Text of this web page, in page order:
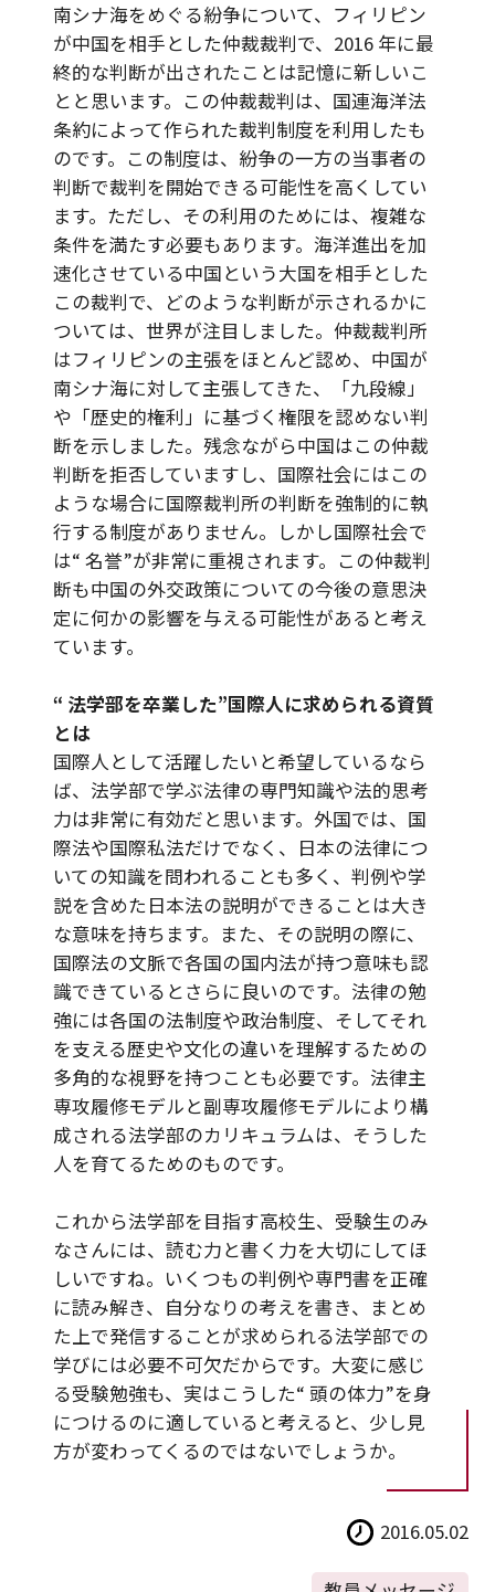
南シナ海をめぐる紛争について、フィリピン
が中国を相手とした仲裁裁判で、2016 年に最
終的な判断が出されたことは記憶に新しいこ
とと思います。この仲裁裁判は、国連海洋法
条約によって作られた裁判制度を利用したも
のです。この制度は、紛争の一方の当事者の
判断で裁判を開始できる可能性を高くしてい
ます。ただし、その利用のためには、複雑な
条件を満たす必要もあります。海洋進出を加
速化させている中国という大国を相手とした
この裁判で、どのような判断が示されるかに
ついては、世界が注目しました。仲裁裁判所
はフィリピンの主張をほとんど認め、中国が
南シナ海に対して主張してきた、「九段線」
や「歴史的権利」に基づく権限を認めない判
断を示しました。残念ながら中国はこの仲裁
判断を拒否していますし、国際社会にはこの
ような場合に国際裁判所の判断を強制的に執
行する制度がありません。しかし国際社会で
は“ 名誉”が非常に重視されます。この仲裁判
断も中国の外交政策についての今後の意思決
定に何かの影響を与える可能性があると考え
ています。
“ 法学部を卒業した”国際人に求められる資質
とは
国際人として活躍したいと希望しているなら
ば、法学部で学ぶ法律の専門知識や法的思考
力は非常に有効だと思います。外国では、国
際法や国際私法だけでなく、日本の法律につ
いての知識を問われることも多く、判例や学
説を含めた日本法の説明ができることは大き
な意味を持ちます。また、その説明の際に、
国際法の文脈で各国の国内法が持つ意味も認
識できているとさらに良いのです。法律の勉
強には各国の法制度や政治制度、そしてそれ
を支える歴史や文化の違いを理解するための
多角的な視野を持つことも必要です。法律主
専攻履修モデルと副専攻履修モデルにより構
成される法学部のカリキュラムは、そうした
人を育てるためのものです。
これから法学部を目指す高校生、受験生のみ
なさんには、読む力と書く力を大切にしてほ
しいですね。いくつもの判例や専門書を正確
に読み解き、自分なりの考えを書き、まとめ
た上で発信することが求められる法学部での
学びには必要不可欠だからです。大変に感じ
る受験勉強も、実はこうした“ 頭の体力”を身
につけるのに適していると考えると、少し見
方が変わってくるのではないでしょうか。
2016.05.02